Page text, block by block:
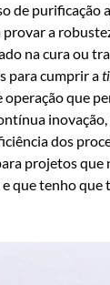
de purificação
a
na cura ou
para cumprir a
que
dos
projetos
que tenho